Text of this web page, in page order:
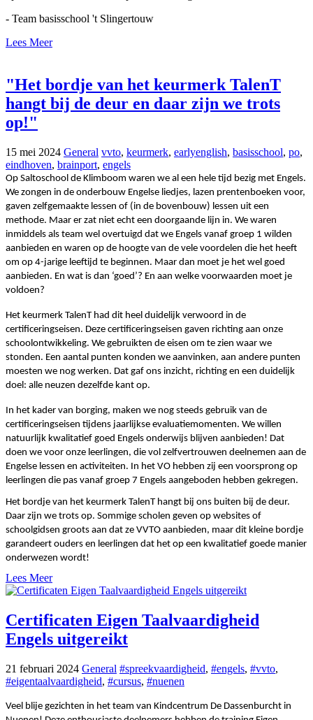
- Team basisschool 't Slingertouw
Lees Meer
"Het bordje van het keurmerk TalenT
hangt bij de deur en daar zijn we trots
op!"
15 mei 2024 General vvto, keurmerk, earlyenglish, basisschool, po,
eindhoven, brainport, engels
Op Saltoschool de Klimboom waren we al een hele tijd bezig met Engels.
We zongen in de onderbouw Engelse liedjes, lazen prentenboeken voor,
gaven zelfgemaakte lessen of (in de bovenbouw) lessen uit een
methode. Maar er zat niet echt een doorgaande lijn in. We waren
inmiddels als team wel overtuigd dat we Engels vanaf groep 1 wilden
aanbieden en waren op de hoogte van de vele voordelen die het heeft
om op 4-jarige leeftijd te beginnen. Maar dan moet je het wel goed
aanbieden. En wat is dan ‘goed’? En aan welke voorwaarden moet je
voldoen?
Het keurmerk TalenT had dit heel duidelijk verwoord in de
certificeringseisen. Deze certificeringseisen gaven richting aan onze
schoolontwikkeling. We gebruikten de eisen om te zien waar we
stonden. Een aantal punten konden we aanvinken, aan andere punten
moesten we nog werken. Dat gaf ons inzicht, richting en een duidelijk
doel: alle neuzen dezelfde kant op.
In het kader van borging, maken we nog steeds gebruik van de
certificeringseisen tijdens jaarlijkse evaluatiemomenten. We willen
natuurlijk kwalitatief goed Engels onderwijs blijven aanbieden! Dat
doen we voor onze leerlingen, die vol zelfvertrouwen deelnemen aan de
Engelse lessen en activiteiten. In het VO hebben zij een voorsprong op
leerlingen die pas vanaf groep 7 Engels aangeboden hebben gekregen.
Het bordje van het keurmerk TalenT hangt bij ons buiten bij de deur.
Daar zijn we trots op. Sommige scholen geven op websites of
schoolgidsen groots aan dat ze VVTO aanbieden, maar dit kleine bordje
garandeert ouders en leerlingen dat het op een kwalitatief goede manier
onderwezen wordt!
Lees Meer
Certificaten Eigen Taalvaardigheid
Engels uitgereikt
21 februari 2024 General #spreekvaardigheid, #engels, #vvto,
#eigentaalvaardigheid, #cursus, #nuenen
Veel blije gezichten in het team van Kindcentrum De Dassenburcht in